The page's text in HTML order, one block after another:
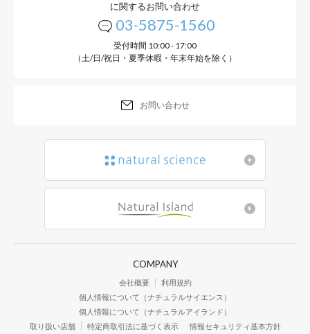
に関するお問い合わせ
03-5875-1560
受付時間 10:00 - 17:00
（土/日/祝日・夏季休暇・年末年始を除く）
お問い合わせ
COMPANY
会社概要
利用規約
個人情報について（ナチュラルサイエンス）
個人情報について（ナチュラルアイランド）
取り扱い店舗
特定商取引法に基づく表示 情報セキュリティ基本方針